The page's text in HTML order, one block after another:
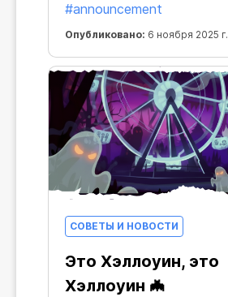
#announcement
Опубликовано: 6 ноября 2025 г.
СОВЕТЫ И НОВОСТИ
Это Хэллоуин, это
Хэллоуин 🦇